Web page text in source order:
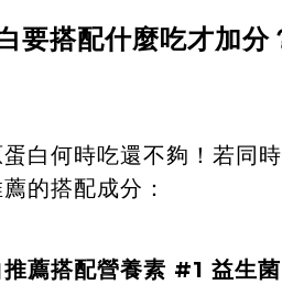
要搭配什麼吃才加分
白何時吃還不夠！若同
的搭配成分：
推薦搭配營養素 #1 益生菌